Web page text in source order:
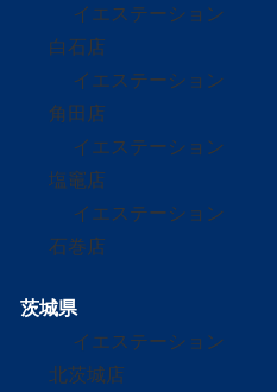
イエステーション
白石店
イエステーション
角田店
イエステーション
塩竈店
イエステーション
石巻店
茨城県
イエステーション
北茨城店